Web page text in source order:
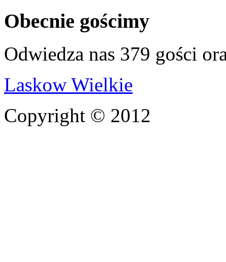
Obecnie gościmy
Odwiedza nas 379 gości
Laskow Wielkie
Copyright © 2012